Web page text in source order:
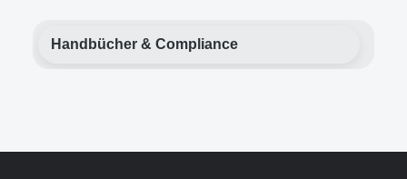
Handbücher & Compliance